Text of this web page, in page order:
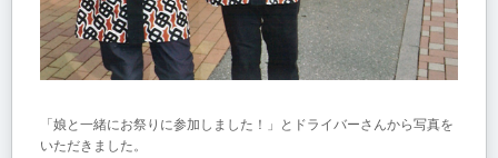
「娘と一緒にお祭りに参加しました！」とドライバーさんから写真を
いただきました。